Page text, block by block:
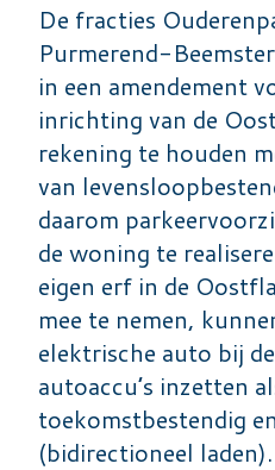
De fracties
Purmerend-
in een amendement
inrichting van de
rekening te houden
van
daarom
de woning te
eigen erf in de
mee te nemen,
elektrische auto bij
autoaccu’s inzetten
toekomstbestendig
(bidirectioneel laden).